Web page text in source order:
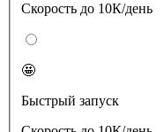
Скорость до 10К/день
🤩
Быстрый запуск